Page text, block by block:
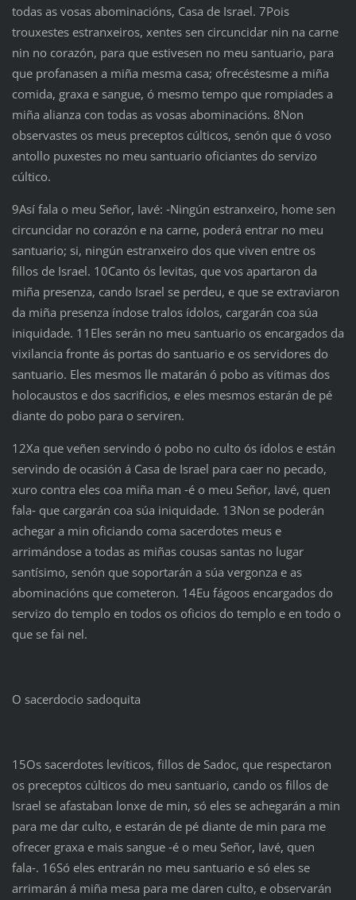
todas as vosas abominacións, Casa de Israel. 7Pois
trouxestes estranxeiros, xentes sen circuncidar nin na carne
nin no corazón, para que estivesen no meu santuario, para
que profanasen a miña mesma casa; ofrecéstesme a miña
comida, graxa e sangue, ó mesmo tempo que rompiades a
miña alianza con todas as vosas abominacións. 8Non
observastes os meus preceptos cúlticos, senón que ó voso
antollo puxestes no meu santuario oficiantes do servizo
cúltico.
9Así fala o meu Señor, Iavé: ‑Ningún estranxeiro, home sen
circuncidar no corazón e na carne, poderá entrar no meu
santuario; si, ningún estranxeiro dos que viven entre os
fillos de Israel. 10Canto ós levitas, que vos apartaron da
miña presenza, cando Israel se perdeu, e que se extraviaron
da miña presenza índose tralos ídolos, cargarán coa súa
iniquidade. 11Eles serán no meu santuario os encargados da
vixilancia fronte ás portas do santuario e os servidores do
santuario. Eles mesmos lle matarán ó pobo as vítimas dos
holocaustos e dos sacrificios, e eles mesmos estarán de pé
diante do pobo para o serviren.
12Xa que veñen servindo ó pobo no culto ós ídolos e están
servindo de ocasión á Casa de Israel para caer no pecado,
xuro contra eles coa miña man ‑é o meu Señor, Iavé, quen
fala‑ que cargarán coa súa iniquidade. 13Non se poderán
achegar a min oficiando coma sacerdotes meus e
arrimándose a todas as miñas cousas santas no lugar
santísimo, senón que soportarán a súa vergonza e as
abominacións que cometeron. 14Eu fágoos encargados do
servizo do templo en todos os oficios do templo e en todo o
que se fai nel.
O sacerdocio sadoquita
15Os sacerdotes levíticos, fillos de Sadoc, que respectaron
os preceptos cúlticos do meu santuario, cando os fillos de
Israel se afastaban lonxe de min, só eles se achegarán a min
para me dar culto, e estarán de pé diante de min para me
ofrecer graxa e mais sangue ‑é o meu Señor, Iavé, quen
fala‑. 16Só eles entrarán no meu santuario e só eles se
arrimarán á miña mesa para me daren culto, e observarán